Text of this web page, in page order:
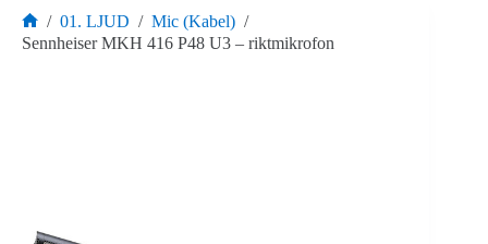
Hem
/ 01. LJUD / Mic (Kabel) /
Sennheiser MKH 416 P48 U3 – riktmikrofon